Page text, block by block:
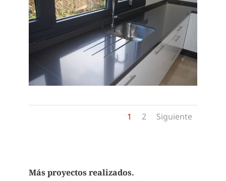
1 2 Siguiente
Más proyectos realizados.